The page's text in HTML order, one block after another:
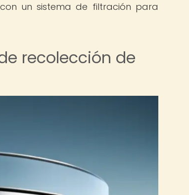
un sistema de filtración para
recolección de